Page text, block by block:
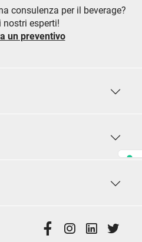
consulenza per il beverage?
esperti!
un preventivo